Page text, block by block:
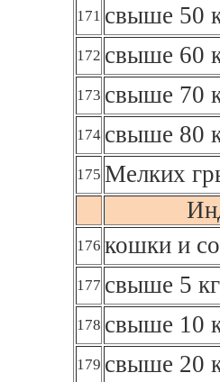
171 свыше 50
172 свыше 60
173 свыше 70
174 свыше 80
175 Мелких
176 кошки и
177 свыше 5
178 свыше 10
179 свыше 20